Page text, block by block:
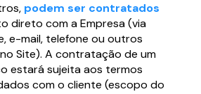
podem ser contratados
direto com a Empresa (via
e-mail, telefone ou outros
Site). A contratação de um
estará sujeita aos termos
com o cliente (escopo do